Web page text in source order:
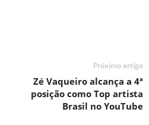
Próximo artigo
Zé Vaqueiro alcança a 4ª
posição como Top artista
Brasil no YouTube